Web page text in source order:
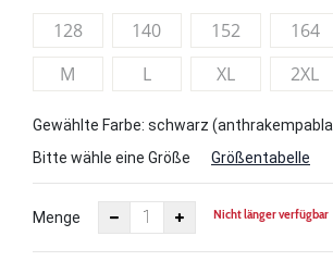
128 140 152 164
M
L XL 2XL
Gewählte Farbe: schwarz
Bitte wähle eine Größe
Größentabelle
Menge Nicht länger verfügbar